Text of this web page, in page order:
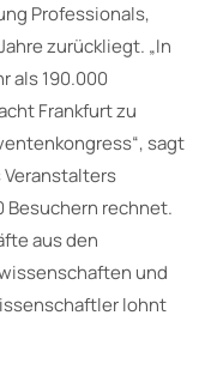
Professionals,
zurückliegt. „In
als 190.000
Frankfurt zu
sagt
Besuchern rechnet.
aus den
und
lohnt